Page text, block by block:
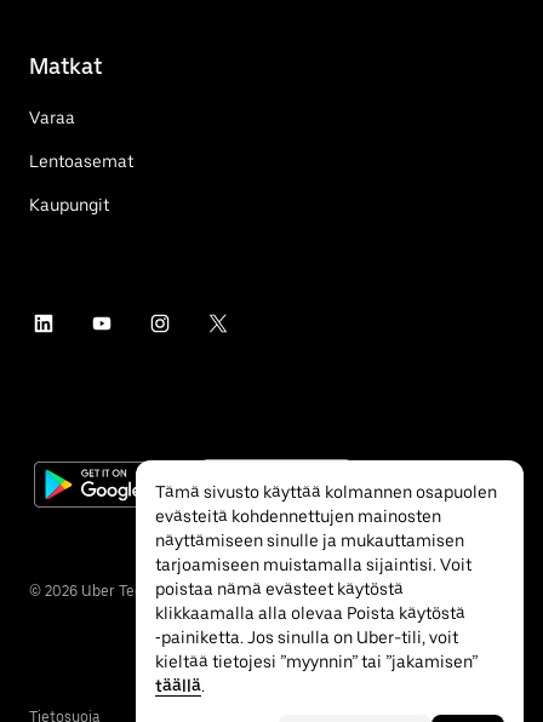
Matkat
Varaa
Lentoasemat
Kaupungit
© 2026 Uber Technologies Inc.
Tietosuoja
Tämä sivusto käyttää kolmannen osapuolen
evästeitä kohdennettujen mainosten
näyttämiseen sinulle ja mukauttamisen
tarjoamiseen muistamalla sijaintisi. Voit
poistaa nämä evästeet käytöstä
klikkaamalla alla olevaa Poista käytöstä
‐painiketta. Jos sinulla on Uber-tili, voit
kieltää tietojesi ”myynnin” tai ”jakamisen”
täällä.